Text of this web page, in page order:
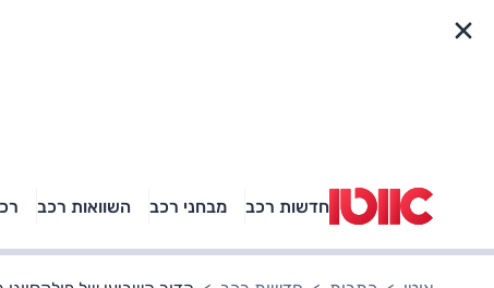
חדשות רכב מבחני רכב השוואות רכב
באיזה רכב פנאי נוסעת